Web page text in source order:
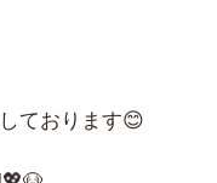
ております😊